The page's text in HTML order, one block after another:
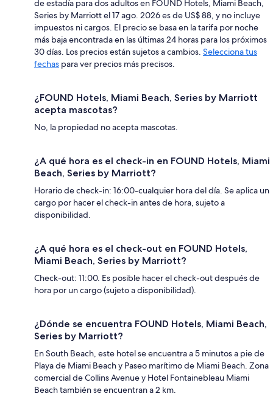
de estadía para dos adultos en FOUND Hotels, Miami Beach,
Series by Marriott el 17 ago. 2026 es de US$ 88, y no incluye
impuestos ni cargos. El precio se basa en la tarifa por noche
más baja encontrada en las últimas 24 horas para los próximos
30 días. Los precios están sujetos a cambios. Selecciona tus
fechas para ver precios más precisos.
¿FOUND Hotels, Miami Beach, Series by Marriott
acepta mascotas?
No, la propiedad no acepta mascotas.
¿A qué hora es el check-in en FOUND Hotels, Miami
Beach, Series by Marriott?
Horario de check-in: 16:00-cualquier hora del día. Se aplica un
cargo por hacer el check-in antes de hora, sujeto a
disponibilidad.
¿A qué hora es el check-out en FOUND Hotels,
Miami Beach, Series by Marriott?
Check-out: 11:00. Es posible hacer el check-out después de
hora por un cargo (sujeto a disponibilidad).
¿Dónde se encuentra FOUND Hotels, Miami Beach,
Series by Marriott?
En South Beach, este hotel se encuentra a 5 minutos a pie de
Playa de Miami Beach y Paseo marítimo de Miami Beach. Zona
comercial de Collins Avenue y Hotel Fontainebleau Miami
Beach también se encuentran a 2 km.